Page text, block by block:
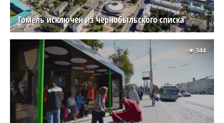
Гомель исключен из чернобыльского списка
344